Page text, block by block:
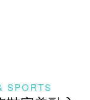
SPORTS